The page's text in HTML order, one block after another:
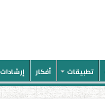
تطبيقات أفكار إرشادات